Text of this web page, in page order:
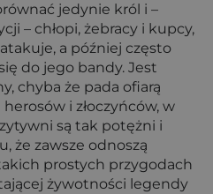
jedynie król i –
– chłopi, żebracy i kupcy,
a później często
do jego bandy. Jest
chyba że pada ofiarą
i złoczyńców, w
są tak potężni i
że zawsze odnoszą
prostych przygodach
żywotności legendy